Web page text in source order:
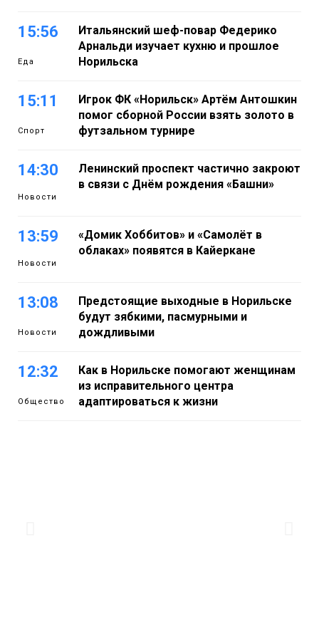
15:56
Еда
Итальянский шеф-повар Федерико
Арнальди изучает кухню и прошлое
Норильска
15:11
Спорт
Игрок ФК «Норильск» Артём Антошкин
помог сборной России взять золото в
футзальном турнире
14:30
Новости
Ленинский проспект частично закроют
в связи с Днём рождения «Башни»
13:59
Новости
«Домик Хоббитов» и «Самолёт в
облаках» появятся в Кайеркане
13:08
Новости
Предстоящие выходные в Норильске
будут зябкими, пасмурными и
дождливыми
12:32
Общество
Как в Норильске помогают женщинам
из исправительного центра
адаптироваться к жизни